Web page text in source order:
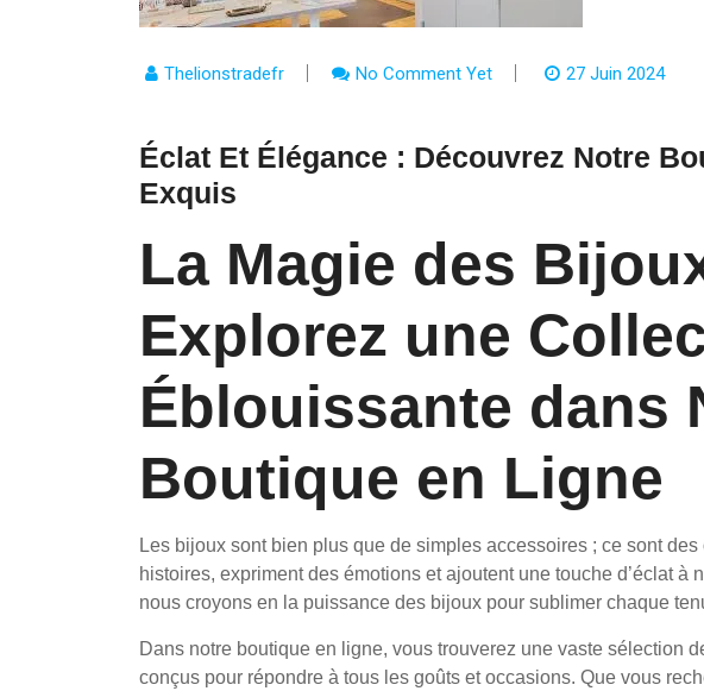
Thelionstradefr No Comment Yet 27 Juin 2024
Éclat Et Élégance : Découvrez Notre
Exquis
La Magie des
Explorez une
Éblouissante dans
Boutique en Ligne
Les bijoux sont bien plus que de simples accessoires ; ce sont
histoires, expriment des émotions et ajoutent une touche d’éclat à
nous croyons en la puissance des bijoux pour sublimer chaque
Dans notre boutique en ligne, vous trouverez une vaste sélection
conçus pour répondre à tous les goûts et occasions. Que vous